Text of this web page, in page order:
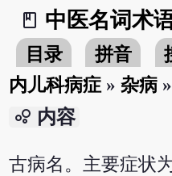
book_2
中医名词术
目录 拼音
内儿科病症 »杂病
bubble_chart 内容
古病名。主要症状